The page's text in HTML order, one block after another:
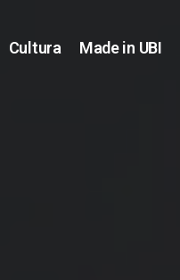
Cultura Made in UBI